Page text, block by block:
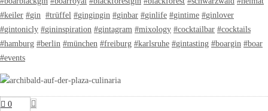
#keiler #gin #trüffel #gingingin #ginbar #ginlife #gintime #ginlover
#gintonicly #gininspiration #gintagram #mixology #cocktailbar #cocktails
#hamburg #berlin #münchen #freiburg #karlsruhe #gintasting #boargin #boar
#events
0